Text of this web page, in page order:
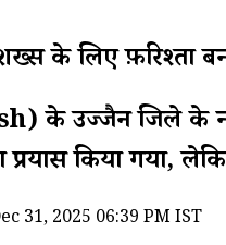
के लिए फ़रिश्ता
के उज्जैन जिले के
प्रयास किया गया,
31, 2025 06:39 PM IST